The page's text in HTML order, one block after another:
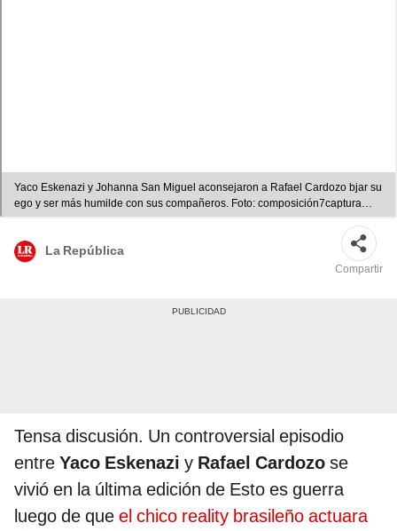
Yaco Eskenazi y Johanna San Miguel aconsejaron a Rafael Cardozo bjar su
ego y ser más humilde con sus compañeros. Foto: composición7captura
América TV
La República
Compartir
Tensa discusión. Un controversial episodio
entre Yaco Eskenazi y Rafael Cardozo se
vivió en la última edición de Esto es guerra
luego de que el chico reality brasileño actuara